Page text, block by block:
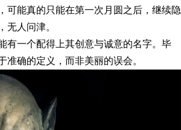
可能真的只能在第一次月圆之后，继续隐
无人问津。
有一个配得上其创意与诚意的名字。毕
准确的定义，而非美丽的误会。